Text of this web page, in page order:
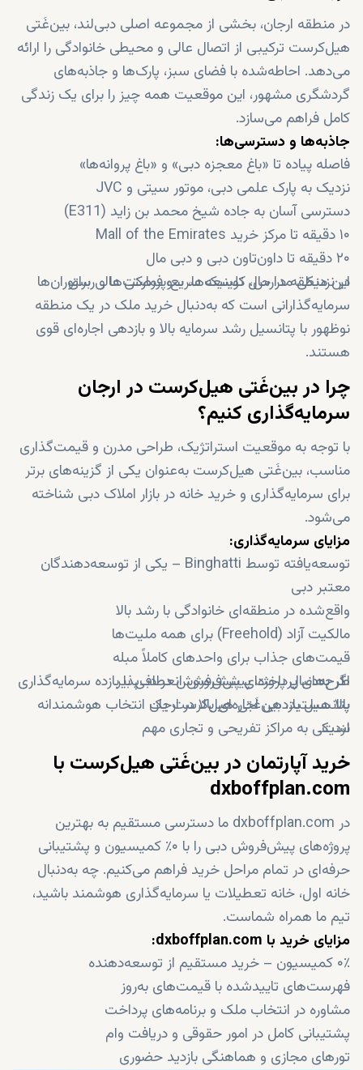
در منطقه ارجان، بخشی از مجموعه اصلی دبی‌لند، بین‌غَتی
هیل‌کرست ترکیبی از اتصال عالی و محیطی خانوادگی را ارائه
می‌دهد. احاطه‌شده با فضای سبز، پارک‌ها و جاذبه‌های
گردشگری مشهور، این موقعیت همه چیز را برای یک زندگی
کامل فراهم می‌سازد.
جاذبه‌ها و دسترسی‌ها:
فاصله پیاده‌ تا «باغ معجزه دبی» و «باغ پروانه‌ها»
نزدیک به پارک علمی دبی، موتور سیتی و JVC
دسترسی آسان به جاده شیخ محمد بن زاید (E311)
۱۰ دقیقه تا مرکز خرید Mall of the Emirates
۲۰ دقیقه تا داون‌تاون دبی و دبی مال
در نزدیکی مدارس، کلینیک‌ها، سوپرمارکت‌ها و رستوران‌ها
این منطقه در حال توسعه سریع، فرصتی عالی برای
سرمایه‌گذارانی است که به‌دنبال خرید ملک در یک منطقه
نوظهور با پتانسیل رشد سرمایه بالا و بازدهی اجاره‌ای قوی
هستند.
چرا در بین‌غَتی هیل‌کرست در ارجان
سرمایه‌گذاری کنیم؟
با توجه به موقعیت استراتژیک، طراحی مدرن و قیمت‌گذاری
مناسب، بین‌غَتی هیل‌کرست به‌عنوان یکی از گزینه‌های برتر
برای سرمایه‌گذاری و خرید خانه در بازار املاک دبی شناخته
می‌شود.
مزایای سرمایه‌گذاری:
توسعه‌یافته توسط Binghatti – یکی از توسعه‌دهندگان
معتبر دبی
واقع‌شده در منطقه‌ای خانوادگی با رشد بالا
مالکیت آزاد (Freehold) برای همه ملیت‌ها
قیمت‌های جذاب برای واحدهای کاملاً مبله
طرح‌های پرداخت پیش‌فروش انعطاف‌پذیر
پتانسیل بازدهی اجاره‌ای بالا در ارجان
نزدیکی به مراکز تفریحی و تجاری مهم
اگر به‌دنبال پروژه‌ای پیش‌فروش در دبی با بازده سرمایه‌گذاری
بالا هستید، بین‌غَتی هیل‌کرست یک انتخاب هوشمندانه
است.
خرید آپارتمان در بین‌غَتی هیل‌کرست با
dxboffplan.com
در dxboffplan.com ما دسترسی مستقیم به بهترین
پروژه‌های پیش‌فروش دبی را با ۰٪ کمیسیون و پشتیبانی
حرفه‌ای در تمام مراحل خرید فراهم می‌کنیم. چه به‌دنبال
خانه اول، خانه تعطیلات یا سرمایه‌گذاری هوشمند باشید،
تیم ما همراه شماست.
مزایای خرید با dxboffplan.com:
۰٪ کمیسیون – خرید مستقیم از توسعه‌دهنده
فهرست‌های تاییدشده با قیمت‌های به‌روز
مشاوره در انتخاب ملک و برنامه‌های پرداخت
پشتیبانی کامل در امور حقوقی و دریافت وام
تورهای مجازی و هماهنگی بازدید حضوری